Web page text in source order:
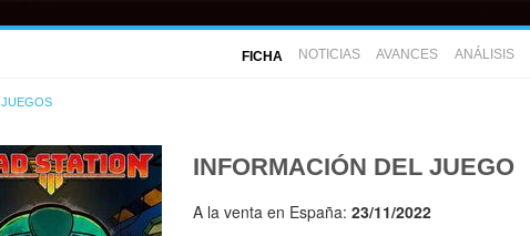
FICHA NOTICIAS AVANCES ANÁLISIS
JUEGOS
INFORMACIÓN DEL JUEGO
A la venta en España: 23/11/2022